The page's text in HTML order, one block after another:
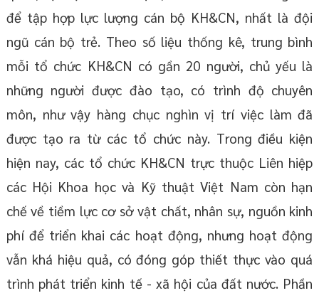
để tập hợp lực lượng cán bộ KH&CN, nhất là đội
ngũ cán bộ trẻ. Theo số liệu thống kê, trung bình
mỗi tổ chức KH&CN có gần 20 người, chủ yếu là
những người được đào tạo, có trình độ chuyên
môn, như vậy hàng chục nghìn vị trí việc làm đã
được tạo ra từ các tổ chức này. Trong điều kiện
hiện nay, các tổ chức KH&CN trực thuộc Liên hiệp
các Hội Khoa học và Kỹ thuật Việt Nam còn hạn
chế về tiềm lực cơ sở vật chất, nhân sự, nguồn kinh
phí để triển khai các hoạt động, nhưng hoạt động
vẫn khá hiệu quả, có đóng góp thiết thực vào quá
trình phát triển kinh tế - xã hội của đất nước. Phần